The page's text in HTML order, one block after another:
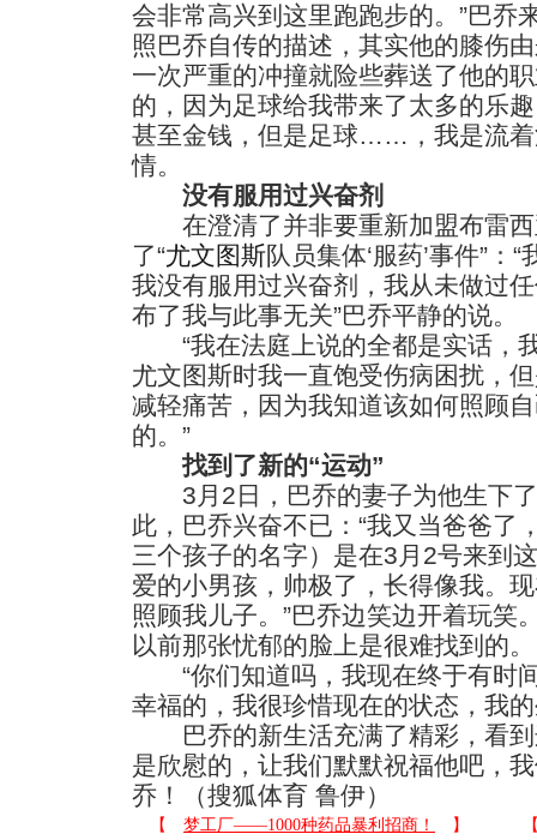
会非常高兴到这里跑跑步的。”巴乔
照巴乔自传的描述，其实他的膝伤
一次严重的冲撞就险些葬送了他的
的，因为足球给我带来了太多的乐
甚至金钱，但是足球……，我是流着
情。
没有服用过兴奋剂
在澄清了并非要重新加盟布雷西
了“尤文图斯队员集体‘服药’事件”：
我没有服用过兴奋剂，我从未做过
布了我与此事无关”巴乔平静的说。
“我在法庭上说的全都是实话，
尤文图斯时我一直饱受伤病困扰，
减轻痛苦，因为我知道该如何照顾
的。”
找到了新的“运动”
3月2日，巴乔的妻子为他生下了
此，巴乔兴奋不已：“我又当爸爸了
三个孩子的名字）是在3月2号来到
爱的小男孩，帅极了，长得像我。
照顾我儿子。”巴乔边笑边开着玩笑
以前那张忧郁的脸上是很难找到的。
“你们知道吗，我现在终于有时
幸福的，我很珍惜现在的状态，我
巴乔的新生活充满了精彩，看到
是欣慰的，让我们默默祝福他吧，
乔！（搜狐体育 鲁伊）